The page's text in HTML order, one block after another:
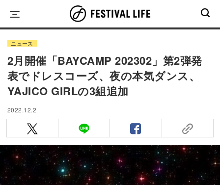
content
ニュース
2月開催「BAYCAMP 202302」第2弾発
表でドレスコーズ、夜の本気ダンス、
YAJICO GIRLの3組追加
2022.12.2